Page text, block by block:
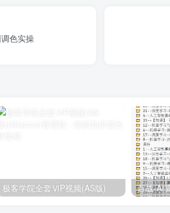
色实操
极客学院全套ⅥP视频(AS版)